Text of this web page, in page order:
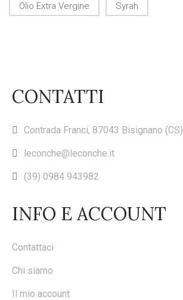
Olio Extra Vergine Syrah
CONTATTI
Contrada Franci, 87043 Bisignano (CS)
leconche@leconche.it
(39) 0984 943982
INFO E ACCOUNT
Contattaci
Chi siamo
Il mio account